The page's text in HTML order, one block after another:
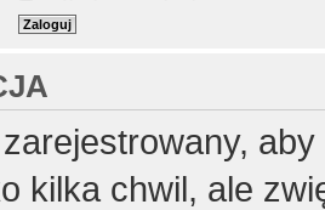
kilka chwil, ale